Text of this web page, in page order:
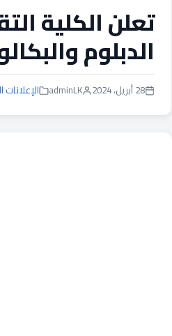
تعلن الكلية
الدبلوم
28 أبريل، 2024 adminLK الإعلانات